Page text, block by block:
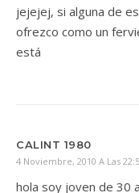
jejejej, si alguna de
ofrezco como un
está
CALINT 1980
4 Noviembre, 2010 A Las
hola soy joven de 30